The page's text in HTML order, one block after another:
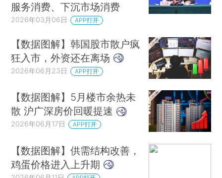
服务消费、下沉市场消费
2026年03月06日 APP打开
【数据图解】韩国股市散户疯
狂入市，外资还在离场
2026年06月23日 APP打开
【数据图解】5月楼市余热未
散 沪广深房价回暖提速
2026年06月17日 APP打开
【数据图解】供需结构改善，
鸡蛋价格进入上升期